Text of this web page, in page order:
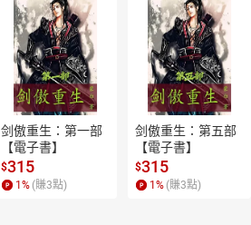
剑傲重生：第一部
【電子書】
$315
1 % (賺3點)
剑傲重生：第五部
【電子書】
$315
1 % (賺3點)